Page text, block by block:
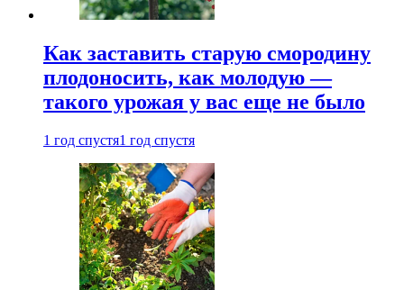
Как заставить старую смородину
плодоносить, как молодую —
такого урожая у вас еще не было
1 год спустя1 год спустя